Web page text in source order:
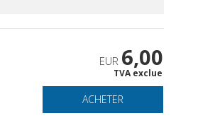
EUR 6,00
TVA exclue
ACHETER